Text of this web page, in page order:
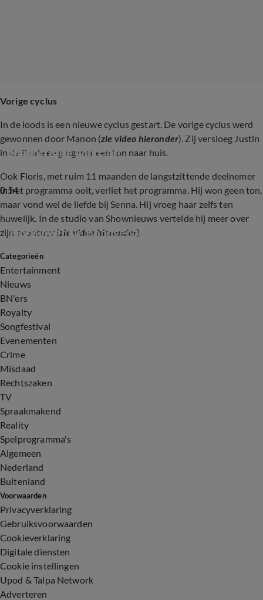
Vorige cyclus
In de loods is een nieuwe cyclus gestart. De vorige cyclus werd
gewonnen door Manon (zie video hieronder). Zij versloeg Justin
in de finale en ging met een ton naar huis.
0:54
Manon is de winnaar!
Ook Floris, met ruim 11 maanden de langstzittende deelnemer
in het programma ooit, verliet het programma. Hij won geen ton,
maar vond wel de liefde bij Senna. Hij vroeg haar zelfs ten
huwelijk. In de studio van Shownieuws vertelde hij meer over
zijn avontuur (zie video hieronder).
5:01
Floris over De Bondgenoten
Categorieën
Entertainment
Nieuws
BN'ers
Royalty
Songfestival
Evenementen
Crime
Misdaad
Rechtszaken
TV
Spraakmakend
Reality
Spelprogramma's
Algemeen
Nederland
Buitenland
Voorwaarden
Privacyverklaring
Gebruiksvoorwaarden
Cookieverklaring
Digitale diensten
Cookie instellingen
Upod & Talpa Network
Adverteren